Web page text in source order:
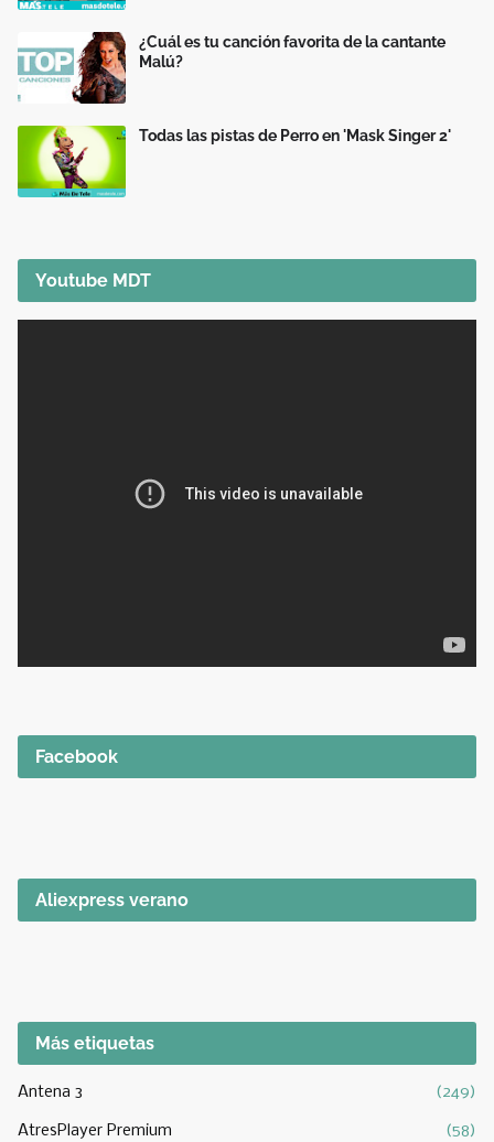
¿Cuál es tu canción favorita de la cantante
Malú?
Todas las pistas de Perro en 'Mask Singer 2'
Youtube MDT
Facebook
Aliexpress verano
Más etiquetas
Antena 3 (249)
AtresPlayer Premium (58)